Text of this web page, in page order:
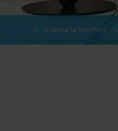
Scarica la brochure